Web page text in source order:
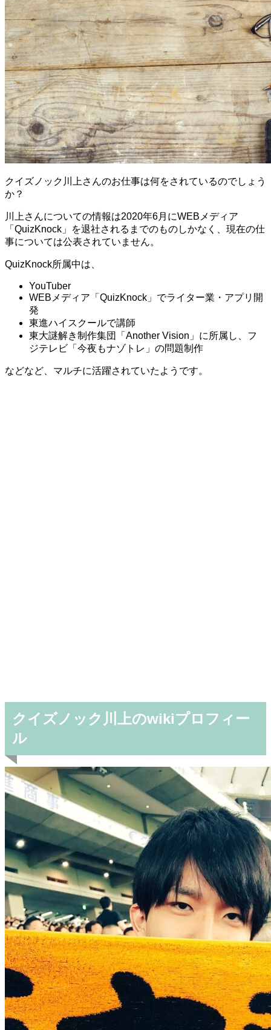
クイズノック川上さんのお仕事は何をされているのでしょう
か？
川上さんについての情報は2020年6月にWEBメディア
「QuizKnock」を退社されるまでのものしかなく、現在の仕
事については公表されていません。
QuizKnock所属中は、
YouTuber
WEBメディア「QuizKnock」でライター業・アプリ開
発
東進ハイスクールで講師
東大謎解き制作集団「Another Vision」に所属し、フ
ジテレビ「今夜もナゾトレ」の問題制作
などなど、マルチに活躍されていたようです。
クイズノック川上のwikiプロフィー
ル